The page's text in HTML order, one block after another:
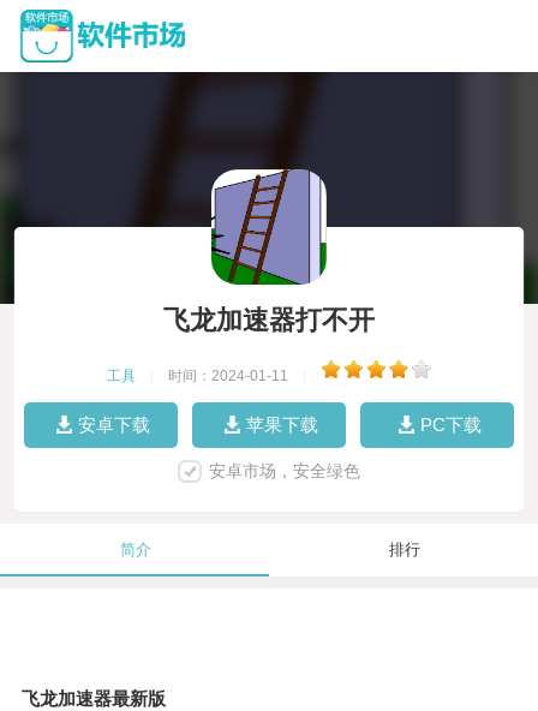
飞龙加速器打不开
工具 时间：2024-01-11
安卓下载 苹果下载 PC下载
安卓市场，安全绿色
简介 排行
飞龙加速器最新版